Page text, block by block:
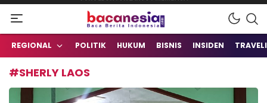
Bacanesia.com
Baca Berita Indonesia
REGIONAL POLITIK HUKUM BISNIS INSIDEN
#SHERLY LAOS